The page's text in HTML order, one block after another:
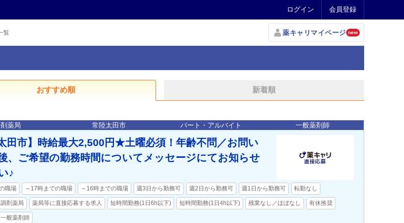
ログイン 会員登録
覧 薬キャリマイページ new
おすすめ順 新着順
薬局 常陸太田市 パート・アルバイト 一般薬剤師
田市】時給最大2,500円★土曜必須！年齢不問／お問い
、ご希望の勤務時間についてメッセージにてお知らせ
♪
職場 ～17時までの職場 ～16時までの職場 週3日から勤務可 週2日から勤務可 週1日から勤務可 転勤なし
調剤薬局 薬局等に直接応募する求人 短時間勤務(1日6h以下) 短時間勤務(1日4h以下) 残業なし／ほぼなし 有休推奨
一般薬剤師